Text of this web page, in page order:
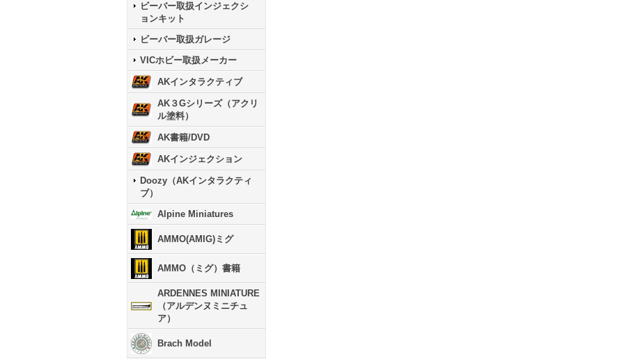
ビーバー取扱インジェクシ
ョンキット
ビーバー取扱ガレージ
VICホビー取扱メーカー
AKインタラクティブ
AK３Gシリーズ（アクリ
ル塗料）
AK書籍/DVD
AKインジェクション
Doozy（AKインタラクティ
ブ）
Alpine Miniatures
AMMO(AMIG)ミグ
AMMO（ミグ）書籍
ARDENNES MINIATURE
（アルデンヌミニチュ
ア）
Brach Model